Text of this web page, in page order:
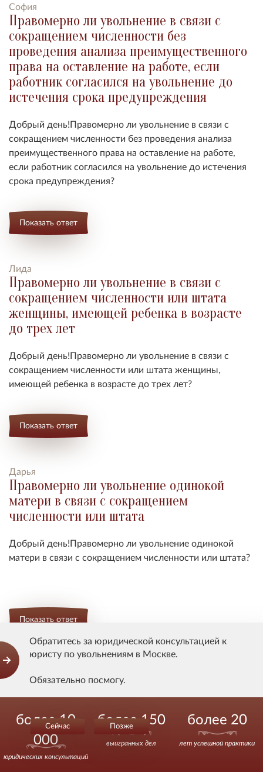
София
Правомерно ли увольнение в связи с
сокращением численности без
проведения анализа преимущественного
права на оставление на работе, если
работник согласился на увольнение до
истечения срока предупреждения
Добрый день!Правомерно ли увольнение в связи с
сокращением численности без проведения анализа
преимущественного права на оставление на работе,
если работник согласился на увольнение до истечения
срока предупреждения?
Показать ответ
Лида
Правомерно ли увольнение в связи с
сокращением численности или штата
женщины, имеющей ребенка в возрасте
до трех лет
Добрый день!Правомерно ли увольнение в связи с
сокращением численности или штата женщины,
имеющей ребенка в возрасте до трех лет?
Показать ответ
Дарья
Правомерно ли увольнение одинокой
матери в связи с сокращением
численности или штата
Добрый день!Правомерно ли увольнение одинокой
матери в связи с сокращением численности или штата?
Показать ответ
Анна
Увольнение до истечения срока трудового
договора
Что делать если сотрудника уволили до истечения
срока трудового договора? Моего мужа уволили без
объяснения причин.
Обратитесь за юридической консультацией к
юристу по увольнениям в Москве.
Обязательно посмогу.
Сейчас Позже
более 10
000
юридических консультаций
более 150
выигранных дел
более 20
лет успешной практики